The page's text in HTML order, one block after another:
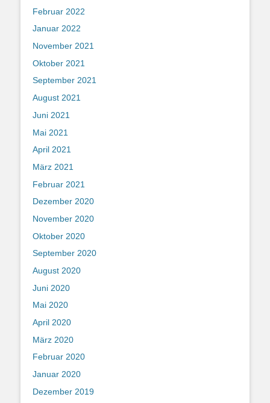
Februar 2022
Januar 2022
November 2021
Oktober 2021
September 2021
August 2021
Juni 2021
Mai 2021
April 2021
März 2021
Februar 2021
Dezember 2020
November 2020
Oktober 2020
September 2020
August 2020
Juni 2020
Mai 2020
April 2020
März 2020
Februar 2020
Januar 2020
Dezember 2019